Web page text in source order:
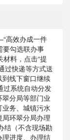
高效办成一件
勾选联办事
料，点击“提
过快递等方式送
线下窗口继续
过系统自动分发
分局等部门业
务、城镇污水
环翠分局办理
结（不含现场勘
进度、办理结